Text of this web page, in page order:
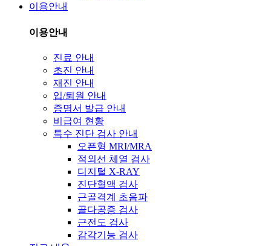
이용안내
이용안내
진료 안내
초진 안내
재진 안내
입/퇴원 안내
증명서 발급 안내
비급여 현황
특수 진단 검사 안내
오픈형 MRI/MRA
적외선 체열 검사
디지털 X-RAY
진단혈액 검사
근골격계 초음파
골다공증 검사
근전도 검사
감각기능 검사